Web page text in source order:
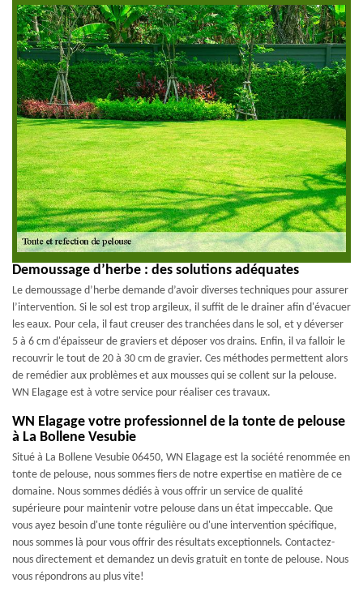
Demoussage d’herbe : des solutions adéquates
Le demoussage d’herbe demande d’avoir diverses techniques pour assurer
l’intervention. Si le sol est trop argileux, il suffit de le drainer afin d'évacuer
les eaux. Pour cela, il faut creuser des tranchées dans le sol, et y déverser
5 à 6 cm d'épaisseur de graviers et déposer vos drains. Enfin, il va falloir le
recouvrir le tout de 20 à 30 cm de gravier. Ces méthodes permettent alors
de remédier aux problèmes et aux mousses qui se collent sur la pelouse.
WN Elagage est à votre service pour réaliser ces travaux.
WN Elagage votre professionnel de la tonte de pelouse
à La Bollene Vesubie
Situé à La Bollene Vesubie 06450, WN Elagage est la société renommée en
tonte de pelouse, nous sommes fiers de notre expertise en matière de ce
domaine. Nous sommes dédiés à vous offrir un service de qualité
supérieure pour maintenir votre pelouse dans un état impeccable. Que
vous ayez besoin d'une tonte régulière ou d'une intervention spécifique,
nous sommes là pour vous offrir des résultats exceptionnels. Contactez-
nous directement et demandez un devis gratuit en tonte de pelouse. Nous
vous répondrons au plus vite!